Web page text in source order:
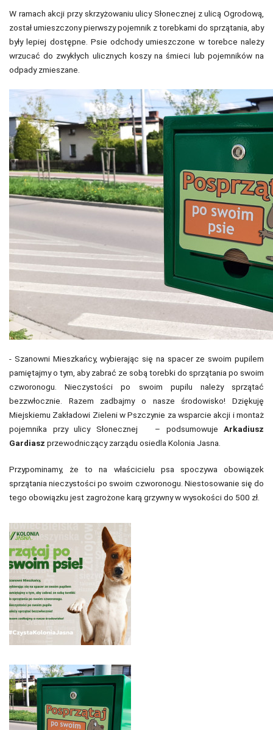
W ramach akcji przy skrzyżowaniu ulicy Słonecznej z ulicą Ogrodową,
został umieszczony pierwszy pojemnik z torebkami do sprzątania, aby
były lepiej dostępne. Psie odchody umieszczone w torebce należy
wrzucać do zwykłych ulicznych koszy na śmieci lub pojemników na
odpady zmieszane.
- Szanowni Mieszkańcy, wybierając się na spacer ze swoim pupilem
pamiętajmy o tym, aby zabrać ze sobą torebki do sprzątania po swoim
czworonogu. Nieczystości po swoim pupilu należy sprzątać
bezzwłocznie. Razem zadbajmy o nasze środowisko! Dziękuję
Miejskiemu Zakładowi Zieleni w Pszczynie za wsparcie akcji i montaż
pojemnika przy ulicy Słonecznej – podsumowuje Arkadiusz
Gardiasz przewodniczący zarządu osiedla Kolonia Jasna.
Przypominamy, że to na właścicielu psa spoczywa obowiązek
sprzątania nieczystości po swoim czworonogu. Niestosowanie się do
tego obowiązku jest zagrożone karą grzywny w wysokości do 500 zł.